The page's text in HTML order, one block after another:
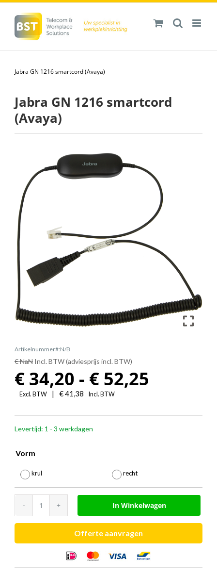
inhoud
Jabra GN 1216 smartcord (Avaya)
Jabra GN 1216 smartcord
(Avaya)
Artikelnummer#:N/B
€ NaN Incl. BTW (adviesprijs incl. BTW)
€ 34,20 - € 52,25
34,20
Excl. BTW | €41,38 Incl. BTW
Levertijd: 1 - 3 werkdagen
Vorm
krul recht
GN
smartcord
aantal
In Winkelwagen
Offerte aanvragen